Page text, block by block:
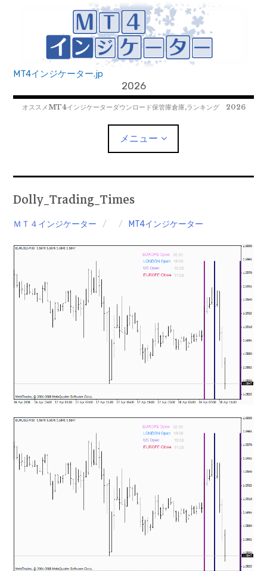
MT4インジケーター.jp
2026
オススメMT4インジケーターダウンロード保管庫倉庫,ランキング 2026
メニュー
MT4EAﾀﾞｳﾝﾛｰﾄﾞ
MT5EAﾀﾞｳﾝﾛｰﾄﾞ
MT5インジケーター
mqファイルをexファイルにする方法
Dolly_Trading_Times
ＭＴ４インジケーター MT4インジケーター